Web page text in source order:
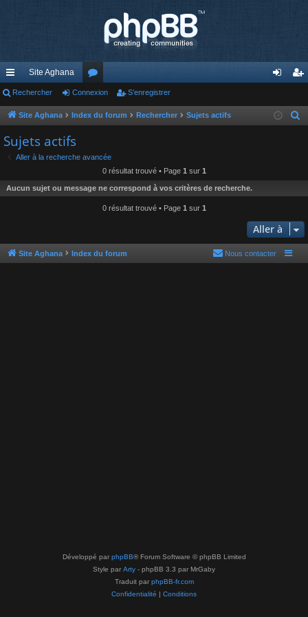
cc
ès
ra
pi
Site Aghana
or
u
s
ne nr
r
Rechercher Connexion S’enregistrer
Site Aghana Index du forum Rechercher Sujets actifs
h
e
Sujets actifs
Aller à la recherche avancée
0 résultat trouvé • Page 1 sur 1
Aucun sujet ou message ne correspond à vos critères de recherche.
0 résultat trouvé • Page 1 sur 1
Aller à
Site Aghana Index du forum Nous contacter
Développé par phpBB® Forum Software © phpBB Limited
Style par Arty - phpBB 3.3 par MrGaby
Traduit par phpBB-fr.com
Confidentialité | Conditions